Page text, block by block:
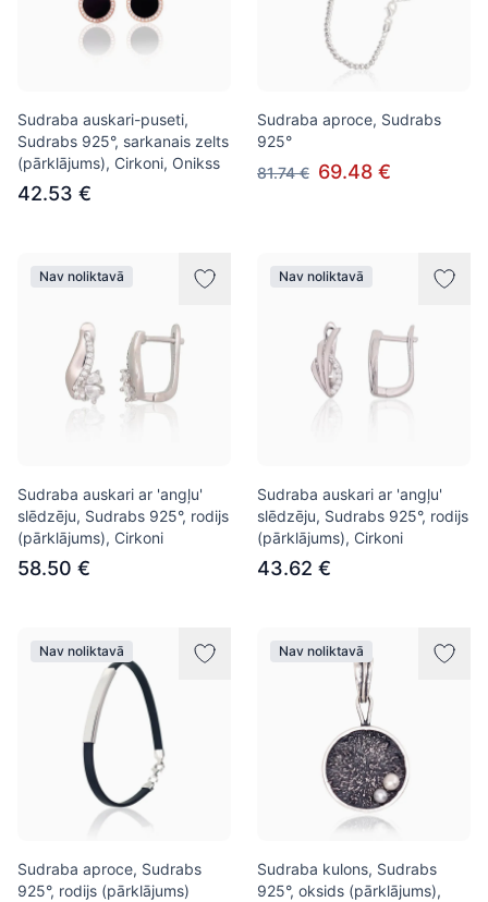
Sudraba auskari-puseti,
Sudrabs 925°, sarkanais zelts
(pārklājums), Cirkoni, Onikss
42.53 €
Sudraba aproce, Sudrabs
925°
81.74 € 69.48 €
Nav noliktavā
Sudraba auskari ar 'angļu'
slēdzēju, Sudrabs 925°, rodijs
(pārklājums), Cirkoni
58.50 €
Nav noliktavā
Sudraba auskari ar 'angļu'
slēdzēju, Sudrabs 925°, rodijs
(pārklājums), Cirkoni
43.62 €
Nav noliktavā
Sudraba aproce, Sudrabs
925°, rodijs (pārklājums)
Nav noliktavā
Sudraba kulons, Sudrabs
925°, oksids (pārklājums),